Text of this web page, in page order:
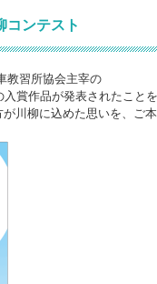
ンテスト
習所協会主宰の
賞作品が発表されたこと
川柳に込めた思いを、ご